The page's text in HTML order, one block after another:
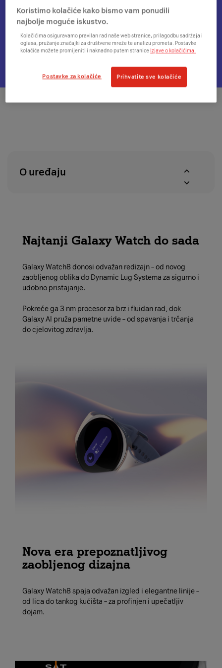
informacijama
o
mogućnosti
plaćanja
na
se
modal
informacijama
o
dostavi
Otvorit
se
modal
informacijama
dana
14 dana da se predomisliš
Otvorit
se
Dostupnost u A1 centrima
O uređaju
Najtanji Galaxy Watch do sada
Galaxy Watch8 donosi odvažan redizajn – od novog
zaobljenog oblika do Dynamic Lug Systema za sigurno i
udobno pristajanje.
Pokreće ga 3 nm procesor za brz i fluidan rad, dok
Galaxy AI pruža pametne uvide – od spavanja i trčanja
do cjelovitog zdravlja.
Nova era prepoznatljivog
zaobljenog dizajna
Galaxy Watch8 spaja odvažan izgled i elegantne linije –
od lica do tankog kućišta – za profinjen i upečatljiv
dojam.
Koristimo kolačiće kako bismo vam ponudili
najbolje moguće iskustvo.
Kolačićima osiguravamo pravilan rad naše web stranice, prilagodbu sadržaja i
oglasa, pružanje značajki za društvene mreže te analizu prometa. Postavke
kolačića možete promijeniti i naknadno putem stranice Izjave o kolačićima.
Postavke za kolačiće Prihvatite sve kolačiće